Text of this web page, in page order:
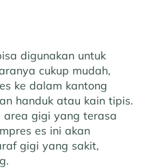
digunakan untuk
cukup mudah,
ke dalam kantong
handuk atau kain tipis.
area gigi yang terasa
es ini akan
gigi yang sakit,